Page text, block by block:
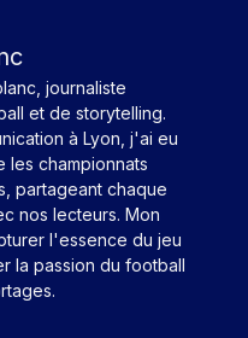
journaliste
et de storytelling.
à Lyon, j'ai eu
les championnats
partageant chaque
nos lecteurs. Mon
l'essence du jeu
la passion du football